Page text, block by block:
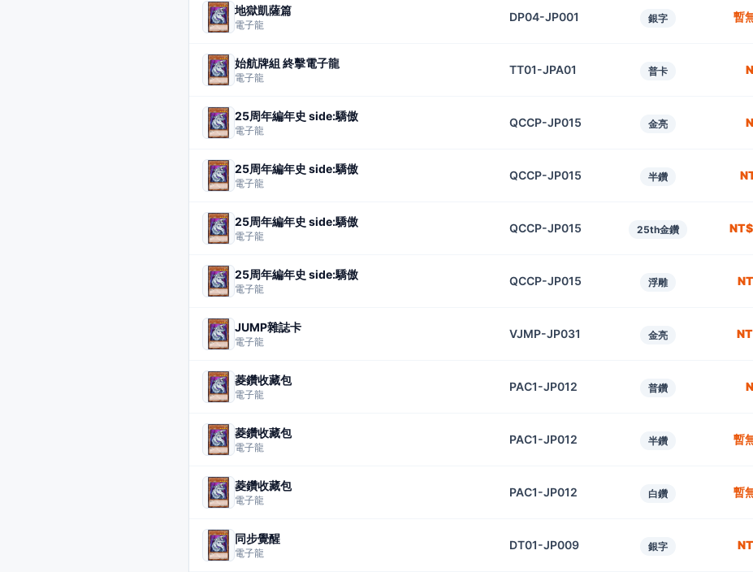
地獄凱薩篇
電子龍
DP04-JP001 銀字 暫
始航牌組 終擊電子龍
電子龍
TT01-JPA01 普卡
25周年編年史 side:驕傲
電子龍
QCCP-JP015 金亮
25周年編年史 side:驕傲
電子龍
QCCP-JP015 半鑽
25周年編年史 side:驕傲
電子龍
QCCP-JP015 25th金鑽
25周年編年史 side:驕傲
電子龍
QCCP-JP015 浮雕
JUMP雜誌卡
電子龍
VJMP-JP031 金亮
菱鑽收藏包
電子龍
PAC1-JP012 普鑽
菱鑽收藏包
電子龍
PAC1-JP012 半鑽 暫
菱鑽收藏包
電子龍
PAC1-JP012 白鑽 暫
同步覺醒
電子龍
DT01-JP009 銀字